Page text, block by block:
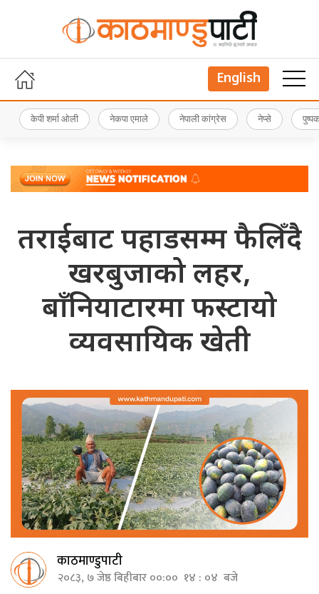
English
केपी शर्मा ओली नेकपा एमाले नेपाली कांग्रेस नेप्से
तराईबाट पहाडसम्म फैलिँदै
खरबुजाको लहर,
बाँनियाटारमा फस्टायो
व्यवसायिक खेती
काठमाण्डुपाटी
२०८३, ७ जेष्ठ बिहीबार ००:०० १४ : ०४ बजे